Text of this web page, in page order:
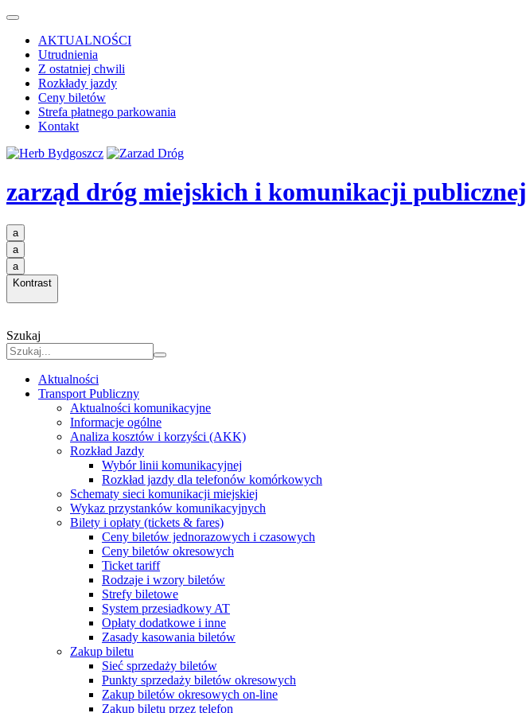
AKTUALNOŚCI
Utrudnienia
Z ostatniej chwili
Rozkłady jazdy
Ceny biletów
Strefa płatnego parkowania
Kontakt
zarząd dróg miejskich i komunikacji publicznej
a
a
a
Kontrast
Szukaj
Aktualności
Transport Publiczny
Aktualności komunikacyjne
Informacje ogólne
Analiza kosztów i korzyści (AKK)
Rozkład Jazdy
Wybór linii komunikacyjnej
Rozkład jazdy dla telefonów komórkowych
Schematy sieci komunikacji miejskiej
Wykaz przystanków komunikacyjnych
Bilety i opłaty (tickets & fares)
Ceny biletów jednorazowych i czasowych
Ceny biletów okresowych
Ticket tariff
Rodzaje i wzory biletów
Strefy biletowe
System przesiadkowy AT
Opłaty dodatkowe i inne
Zasady kasowania biletów
Zakup biletu
Sieć sprzedaży biletów
Punkty sprzedaży biletów okresowych
Zakup biletów okresowych on-line
Zakup biletu przez telefon